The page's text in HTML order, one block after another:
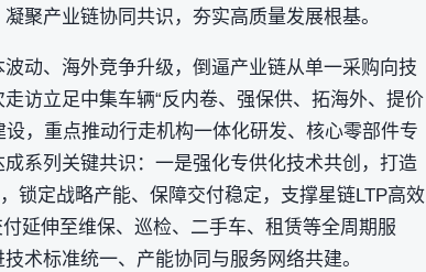
聚产业链协同共识，夯实高质量发展根基。
动、海外竞争升级，倒逼产业链从单一采购向技
访立足中集车辆“反内卷、强保供、拓海外、提价
，重点推动行走机构一体化研发、核心零部件专
系列关键共识：一是强化专供化技术共创，打造
锁定战略产能、保障交付稳定，支撑星链LTP高效
延伸至维保、巡检、二手车、租赁等全周期服
术标准统一、产能协同与服务网络共建。